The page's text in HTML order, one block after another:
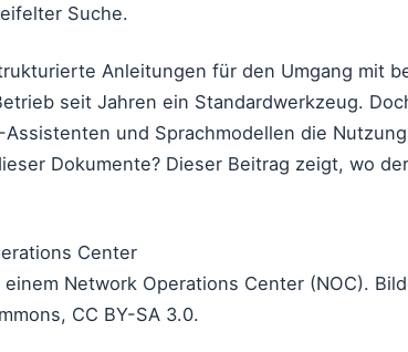
Suche.
Anleitungen für den Umgang mit
seit Jahren ein Standardwerkzeug.
Assistenten und Sprachmodellen die
Dokumente? Dieser Beitrag zeigt, wo
Network Operations Center (NOC).
CC BY-SA 3.0.